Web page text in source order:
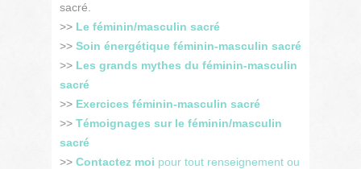
sacré.
>> Le féminin/masculin sacré
>> Soin énergétique féminin-masculin sacré
>> Les grands mythes du féminin-masculin
sacré
>> Exercices féminin-masculin sacré
>> Témoignages sur le féminin/masculin
sacré
>> Contactez moi pour tout renseignement ou